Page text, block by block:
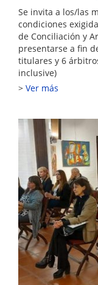
Se invita a los/las
condiciones
de Conciliación y
presentarse a fin
titulares y 6
inclusive)
Ver más